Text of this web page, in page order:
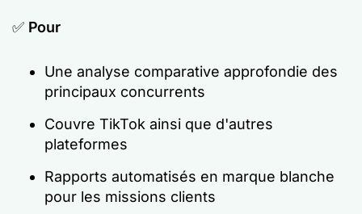
✅ Pour
Une analyse comparative approfondie des
principaux concurrents
Couvre TikTok ainsi que d'autres
plateformes
Rapports automatisés en marque blanche
pour les missions clients